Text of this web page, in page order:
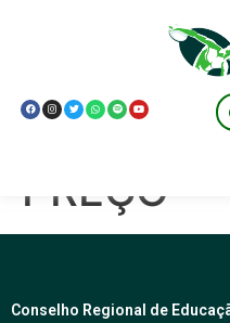
PREGÃO
01/2023
PREÇO
Conselho Regional de